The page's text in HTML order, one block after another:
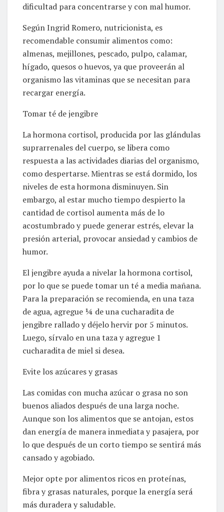
dificultad para concentrarse y con mal humor.
Según Ingrid Romero, nutricionista, es
recomendable consumir alimentos como:
almenas, mejillones, pescado, pulpo, calamar,
hígado, quesos o huevos, ya que proveerán al
organismo las vitaminas que se necesitan para
recargar energía.
Tomar té de jengibre
La hormona cortisol, producida por las glándulas
suprarrenales del cuerpo, se libera como
respuesta a las actividades diarias del organismo,
como despertarse. Mientras se está dormido, los
niveles de esta hormona disminuyen. Sin
embargo, al estar mucho tiempo despierto la
cantidad de cortisol aumenta más de lo
acostumbrado y puede generar estrés, elevar la
presión arterial, provocar ansiedad y cambios de
humor.
El jengibre ayuda a nivelar la hormona cortisol,
por lo que se puede tomar un té a media mañana.
Para la preparación se recomienda, en una taza
de agua, agregue ¼ de una cucharadita de
jengibre rallado y déjelo hervir por 5 minutos.
Luego, sírvalo en una taza y agregue 1
cucharadita de miel si desea.
Evite los azúcares y grasas
Las comidas con mucha azúcar o grasa no son
buenos aliados después de una larga noche.
Aunque son los alimentos que se antojan, estos
dan energía de manera inmediata y pasajera, por
lo que después de un corto tiempo se sentirá más
cansado y agobiado.
Mejor opte por alimentos ricos en proteínas,
fibra y grasas naturales, porque la energía será
más duradera y saludable.